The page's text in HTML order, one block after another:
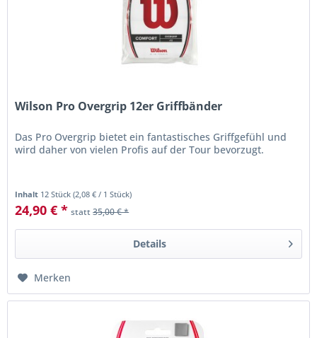
Wilson Pro Overgrip 12er Griffbänder
Das Pro Overgrip bietet ein fantastisches Griffgefühl und
wird daher von vielen Profis auf der Tour bevorzugt.
Inhalt 12 Stück(2,08 € / 1 Stück)
24,90 € * statt35,00 € *
Details
Merken